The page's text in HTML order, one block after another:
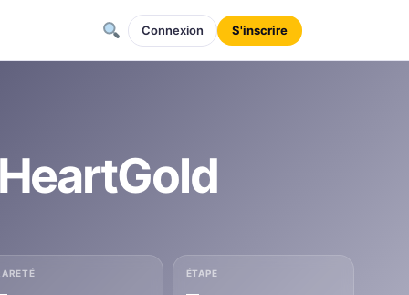
Connexion S'inscrire
ÉTAPE